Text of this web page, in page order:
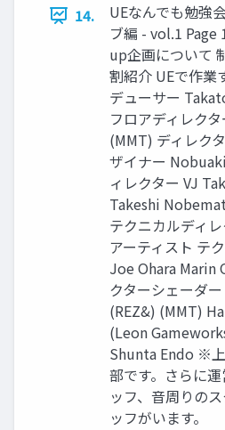
14.
UEなんでも勉強
ブ編 - vol.1 Page
up企画について
割紹介 UEで作業
デューサー
フロアディレク
(MMT) ディレク
ザイナー
ィレクター VJ
Takeshi
テクニカルディ
アーティスト テ
Joe Ohara Marin
クターシェーダ
(REZ&) (MMT)
(Leon
Shunta Endo ※
部です。さらに
ッフ、音周りの
ッフがいます。